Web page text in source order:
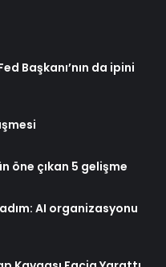
Başkanı’nın da ipini
öne çıkan 5 gelişme
AI organizasyonu